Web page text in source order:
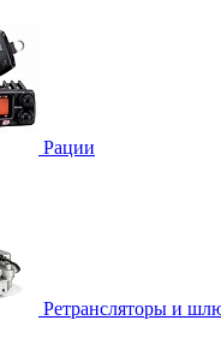
Рации
Ретрансляторы и